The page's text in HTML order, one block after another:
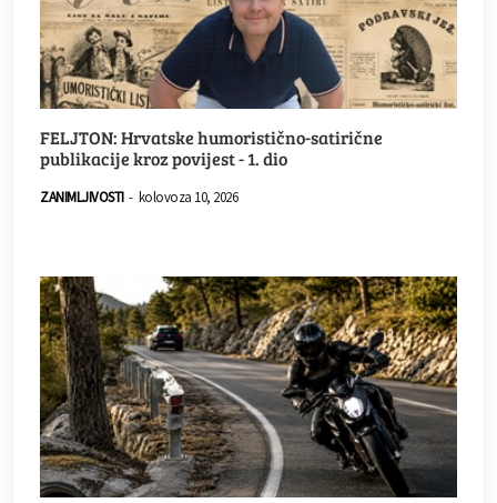
FELJTON: Hrvatske humoristično-satirične
publikacije kroz povijest - 1. dio
ZANIMLJIVOSTI - kolovoza 10, 2026